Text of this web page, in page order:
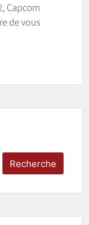
Capcom
de vous
Recherche